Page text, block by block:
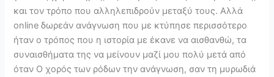
και τον τρόπο που αλληλεπιδρούν μεταξύ τους. Αλλά
online δωρεάν ανάγνωση που με κτύπησε περισσότερο
ήταν ο τρόπος που η ιστορία με έκανε να αισθανθώ, τα
συναισθήματα της να μείνουν μαζί μου πολύ μετά από
όταν Ο χορός των ρόδων την ανάγνωση, σαν τη μυρωδιά